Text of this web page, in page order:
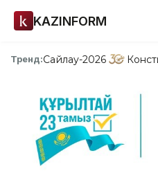
KAZINFORM
Тренд:Сайлау-2026